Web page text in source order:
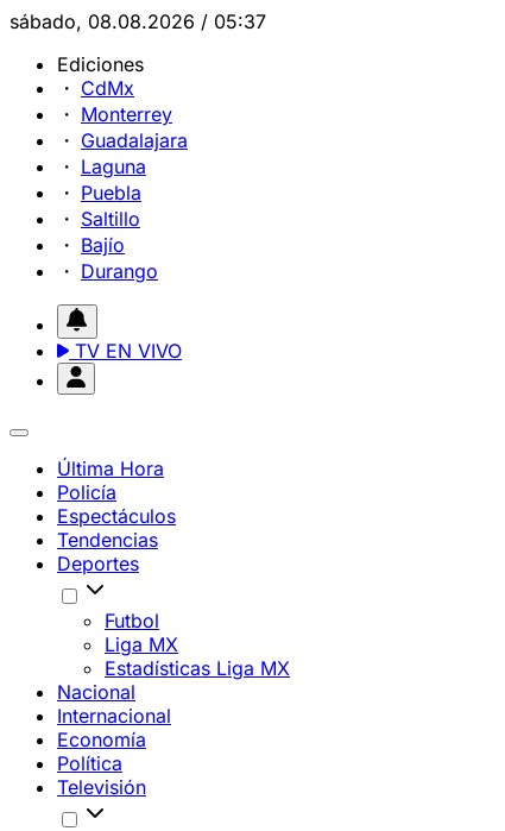
sábado, 08.08.2026 / 05:37
Ediciones
CdMx
Monterrey
Guadalajara
Laguna
Puebla
Saltillo
Bajío
Durango
TV EN VIVO
Última Hora
Policía
Espectáculos
Tendencias
Deportes
Futbol
Liga MX
Estadísticas Liga MX
Nacional
Internacional
Economía
Política
Televisión